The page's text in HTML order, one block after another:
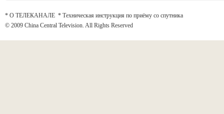
* О ТЕЛЕКАНАЛЕ * Техническая инструкция по приёму со спутника
© 2009 China Central Television. All Rights Reserved